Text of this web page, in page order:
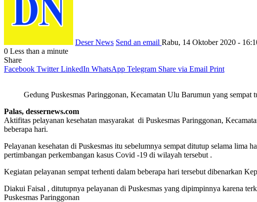
Deser News Send an email Rabu, 14 Oktober 2020 -
0 Less than a minute
Share
Facebook Twitter LinkedIn WhatsApp Telegram Share via Email Print
Gedung Puskesmas Paringgonan, Kecamatan Ulu Barumun yang sempat
Palas, dessernews.com
Aktifitas pelayanan kesehatan masyarakat di Puskesmas Paringgonan,
beberapa hari.
Pelayanan kesehatan di Puskesmas itu sebelumnya sempat ditutup selama lima
pertimbangan perkembangan kasus Covid -19 di wilayah tersebut .
Kegiatan pelayanan sempat terhenti dalam beberapa hari tersebut dibenarkan
Diakui Faisal , ditutupnya pelayanan di Puskesmas yang dipimpinnya karena
Puskesmas Paringgonan